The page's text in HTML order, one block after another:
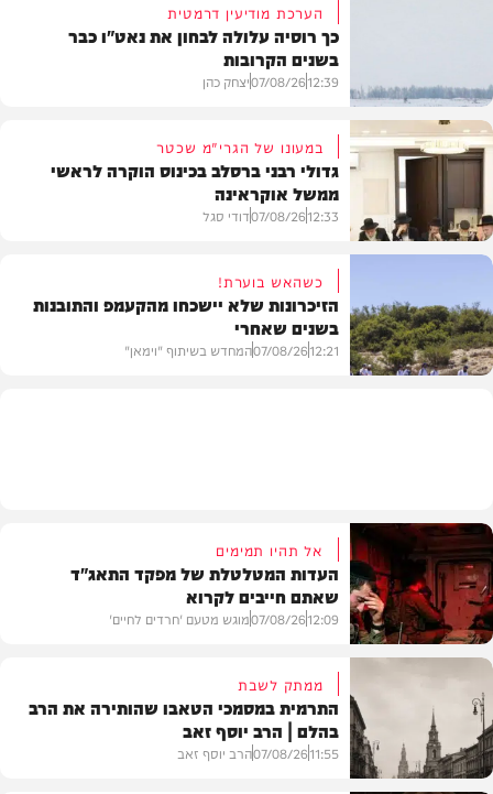
הערכת מודיעין דרמטית
כך רוסיה עלולה לבחון את נאט"ו כבר
בשנים הקרובות
12:39
07/08/26יצחק כהן
חרדים
במעונו של הגרי"מ שכטר
גדולי רבני ברסלב בכינוס הוקרה לראשי
ממשל אוקראינה
12:33
07/08/26דודי סגל
כשהאש בוערת!
הזיכרונות שלא יישכחו מהקעמפ והתובנות
בשנים שאחרי
12:21
07/08/26המחדש בשיתוף "וימאן"
דעות
אל תהיו תמימים
העדות המטלטלת של מפקד התאג"ד
שאתם חייבים לקרוא
12:09
07/08/26מוגש מטעם 'חרדים לחיים'
ממתק לשבת
התרמית במסמכי הטאבו שהותירה את הרב
בהלם | הרב יוסף זאב
11:55
07/08/26הרב יוסף זאב